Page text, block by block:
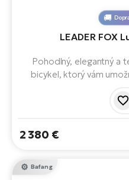
LEADER FOX
Pohodlný, elegantný a
bicykel, ktorý vám
motorom Bafang
2 380 €
Bafang